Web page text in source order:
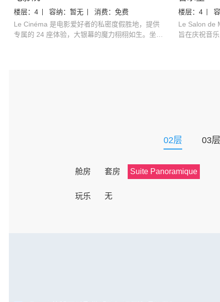
楼层： 4 容纳： 暂无 消费： 免费
Le Cinéma 是电影爱好者的私密度假胜地，提供
专属的 24 座体验，大银幕的魔力栩栩如生。坐在
楼层： 4
Le Salon de
旨在庆祝音
02层 03层
舱房 套房 Suite Panoramique
玩乐 无